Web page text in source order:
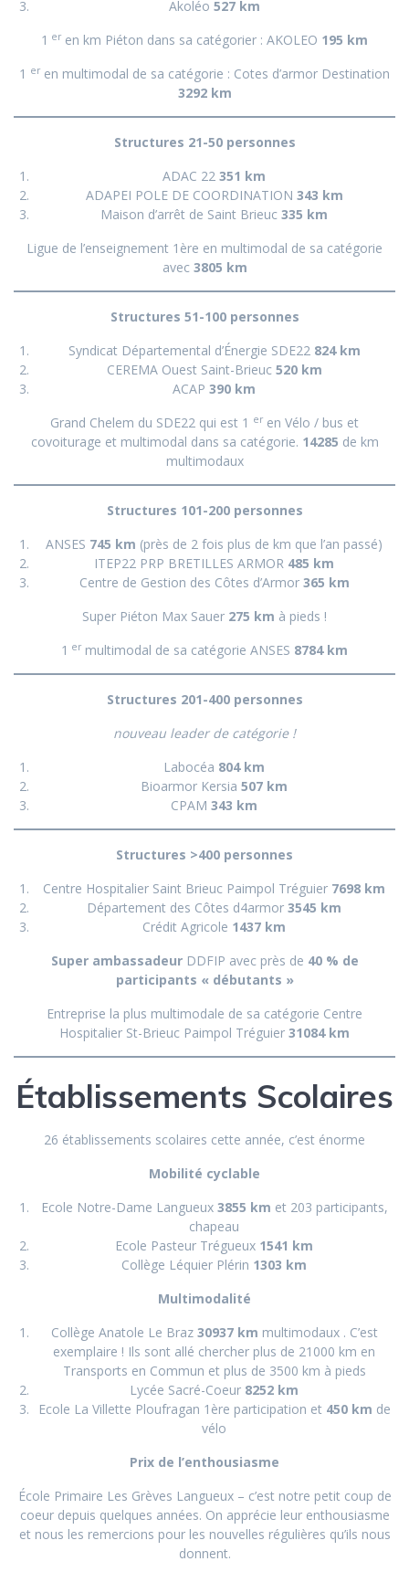
Akoléo 527 km
1 er en km Piéton dans sa catégorier : AKOLEO 195 km
1 eren multimodal de sa catégorie : Cotes d’armor Destination
3292 km
Structures 21-50 personnes
ADAC 22 351 km
ADAPEI POLE DE COORDINATION 343 km
Maison d’arrêt de Saint Brieuc 335 km
Ligue de l’enseignement 1ère en multimodal de sa catégorie
avec 3805 km
Structures 51-100 personnes
Syndicat Départemental d’Énergie SDE22 824 km
CEREMA Ouest Saint-Brieuc 520 km
ACAP 390 km
Grand Chelem du SDE22 qui est 1 eren Vélo / bus et
covoiturage et multimodal dans sa catégorie. 14285 de km
multimodaux
Structures 101-200 personnes
ANSES 745 km (près de 2 fois plus de km que l’an passé)
ITEP22 PRP BRETILLES ARMOR 485 km
Centre de Gestion des Côtes d’Armor 365 km
Super Piéton Max Sauer 275 km à pieds !
1 er multimodal de sa catégorie ANSES 8784 km
Structures 201-400 personnes
nouveau leader de catégorie !
Labocéa 804 km
Bioarmor Kersia 507 km
CPAM 343 km
Structures >400 personnes
Centre Hospitalier Saint Brieuc Paimpol Tréguier 7698 km
Département des Côtes d4armor 3545 km
Crédit Agricole 1437 km
Super ambassadeurDDFIP avec près de 40 % de
participants « débutants »
Entreprise la plus multimodale de sa catégorie Centre
Hospitalier St-Brieuc Paimpol Tréguier 31084 km
Établissements Scolaires
26 établissements scolaires cette année, c’est énorme
Mobilité cyclable
Ecole Notre-Dame Langueux 3855 km et 203 participants,
chapeau
Ecole Pasteur Trégueux 1541 km
Collège Léquier Plérin 1303 km
Multimodalité
Collège Anatole Le Braz 30937 km multimodaux . C’est
exemplaire ! Ils sont allé chercher plus de 21000 km en
Transports en Commun et plus de 3500 km à pieds
Lycée Sacré-Coeur 8252 km
Ecole La Villette Ploufragan 1ère participation et 450 km de
vélo
Prix de l’enthousiasme
École Primaire Les Grèves Langueux – c’est notre petit coup de
coeur depuis quelques années. On apprécie leur enthousiasme
et nous les remercions pour les nouvelles régulières qu’ils nous
donnent.